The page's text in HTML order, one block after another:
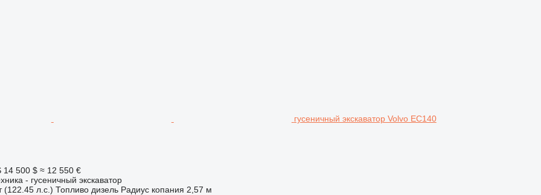
гусеничный экскаватор Volvo EC140
14 500 $ ≈ 12 550 €
- гусеничный экскаватор
(122.45 л.с.) Топливо дизель Радиус копания 2,57 м